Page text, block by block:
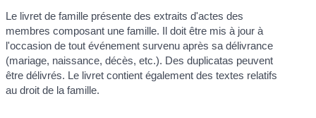
Le livret de famille présente des extraits d'actes des
membres composant une famille. Il doit être mis à jour à
l'occasion de tout événement survenu après sa délivrance
(mariage, naissance, décès, etc.). Des duplicatas peuvent
être délivrés. Le livret contient également des textes relatifs
au droit de la famille.